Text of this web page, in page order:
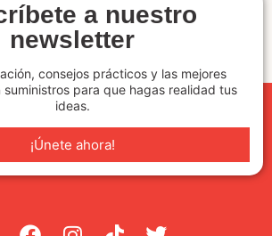
a nuestro
newsletter
consejos prácticos y las mejores
suministros para que hagas realidad tus
ideas.
¡Únete ahora!